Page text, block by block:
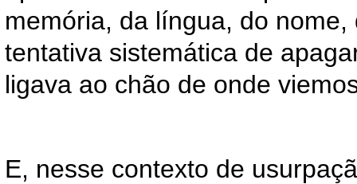
memória, da língua, do
tentativa sistemática de
ligava ao chão de onde
E, nesse contexto de